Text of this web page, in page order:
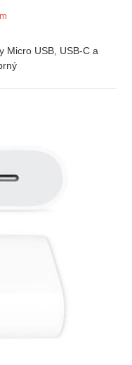
Micro USB, USB-C a